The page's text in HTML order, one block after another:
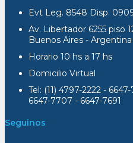
Evt Leg. 8548 Disp.
Av. Libertador 6255 piso
Buenos Aires - Argentina
Horario 10 hs a 17 hs
Domicilio Virtual
Tel: (11) 4797-2222 -
6647-7707 - 6647-7691
Seguinos